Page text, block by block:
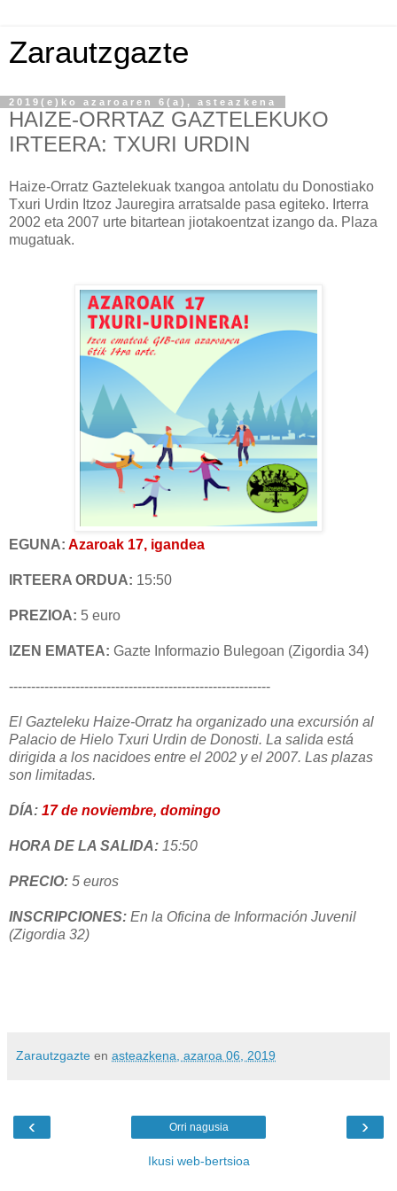
Zarautzgazte
2019(e)ko azaroaren 6(a), asteazkena
HAIZE-ORRTAZ GAZTELEKUKO
IRTEERA: TXURI URDIN
Haize-Orratz Gaztelekuak txangoa antolatu du Donostiako
Txuri Urdin Itzoz Jauregira arratsalde pasa egiteko. Irterra
2002 eta 2007 urte bitartean jiotakoentzat izango da. Plaza
mugatuak.
EGUNA: Azaroak 17, igandea
IRTEERA ORDUA: 15:50
PREZIOA: 5 euro
IZEN EMATEA: Gazte Informazio Bulegoan (Zigordia 34)
-----------------------------------------------------------
El Gazteleku Haize-Orratz ha organizado una excursión al
Palacio de Hielo Txuri Urdin de Donosti. La salida está
dirigida a los nacidoes entre el 2002 y el 2007. Las plazas
son limitadas.
DÍA: 17 de noviembre, domingo
HORA DE LA SALIDA: 15:50
PRECIO: 5 euros
INSCRIPCIONES: En la Oficina de Información Juvenil
(Zigordia 32)
Zarautzgazte en asteazkena, azaroa 06, 2019
‹ ›
Orri nagusia
Ikusi web-bertsioa